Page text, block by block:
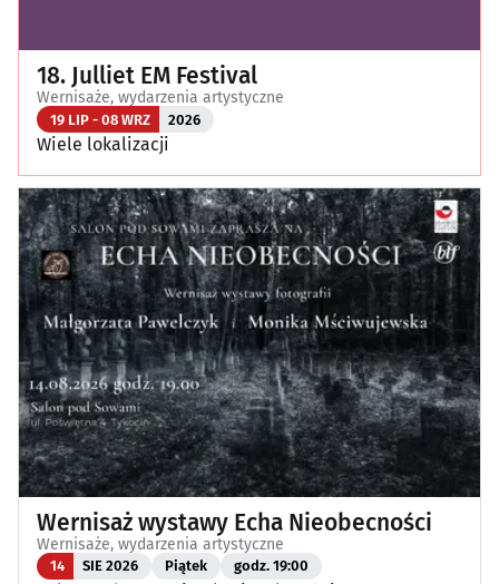
18. Julliet EM Festival
Wernisaże, wydarzenia artystyczne
19 LIP - 08 WRZ 2026
Wiele lokalizacji
Wernisaż wystawy Echa Nieobecności
Wernisaże, wydarzenia artystyczne
14 SIE 2026 Piątek godz. 19:00